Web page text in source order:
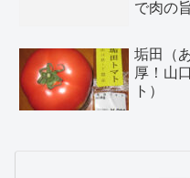
で肉の
垢田（
厚！山
ト）